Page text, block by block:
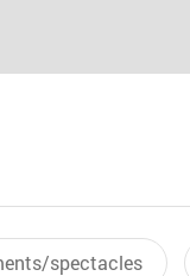
spectacles